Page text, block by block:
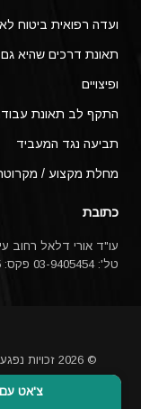
ועדה רפואית ביטוח
תאונת דרכים שהיא
ופיצויים
התקף לב תאונת
תביעה נגד המעביד
מחלת מקצוע /
כתובת
טל': 03-9405454 פקס: 03-9405455 email:
© 2026
האתר אינו מהווה
צ'אט עם